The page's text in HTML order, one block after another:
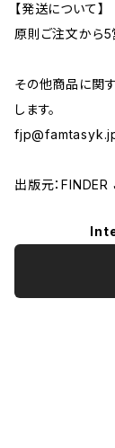
【発送について】
原則ご注文から
その他商品に関
します。
出版元：